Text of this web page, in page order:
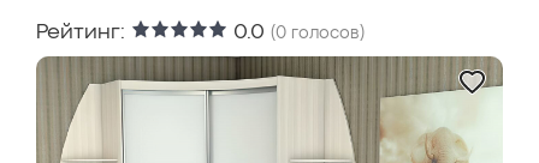
Рейтинг: 0.0 (0 голосов)